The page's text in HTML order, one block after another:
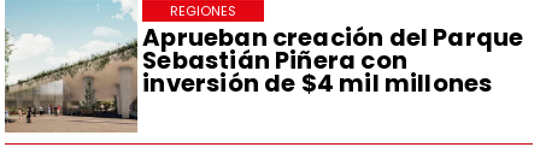
Aprueban creación del Parque
Sebastián Piñera con
inversión de $4 mil millones
REGIONES